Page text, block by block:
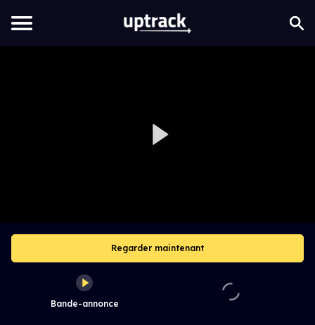
Regarder maintenant
Bande-annonce